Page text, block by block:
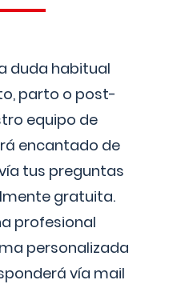
duda habitual
parto o post-
equipo de
encantado de
tus preguntas
gratuita.
profesional
personalizada
vía mail